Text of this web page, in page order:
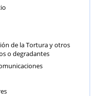
de la Tortura y otros
o degradantes